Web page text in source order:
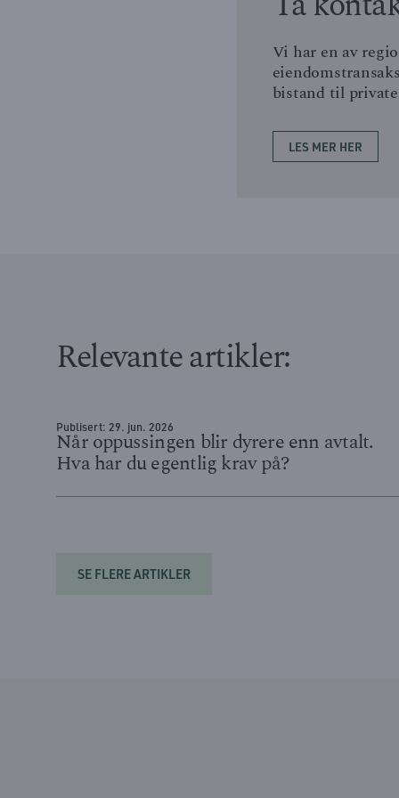
Vi har en av
bistand til
LES MER HER
Relevante artikler:
Publisert: 29. jun. 2026
Når oppussingen blir dyrere enn avtalt.
Hva har du egentlig krav på?
SE FLERE ARTIKLER